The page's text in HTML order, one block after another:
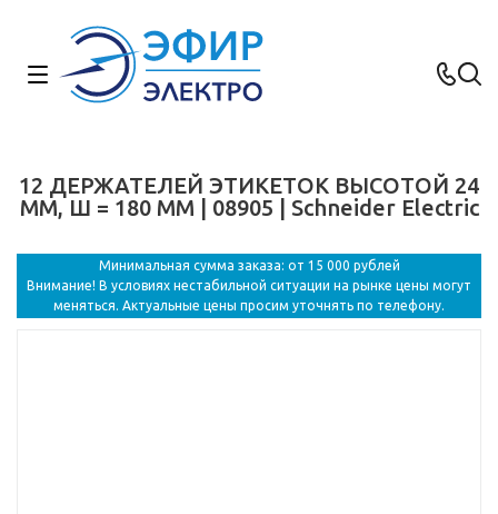
12 ДЕРЖАТЕЛЕЙ ЭТИКЕТОК ВЫСОТОЙ 24
ММ, Ш = 180 ММ | 08905 | Schneider Electric
Минимальная сумма заказа: от 15 000 рублей
Внимание! В условиях нестабильной ситуации на рынке цены могут
меняться. Актуальные цены просим уточнять по телефону.